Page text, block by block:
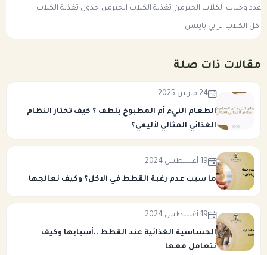
عدد وجبات الكلاب الجيرمن تغذية الكلاب الجيرمن جدول تغذية الكلاب
اكل الكلاب ترابي بايتس
مقالات ذات صلة
24 مارس 2025
الطعام النيء أم المطبوخ بلطف ؟ كيف تختار النظام
الغذائي المثالي لأليفي؟
19 أغسطس 2024
ما سبب عدم رغبة القطط في الاكل؟ وكيف نعالجها
19 أغسطس 2024
الحساسية الغذائية عند القطط ..أسبابها وكيف
نتعامل معها